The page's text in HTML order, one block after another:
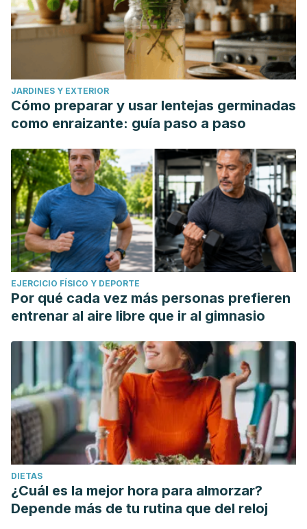
JARDINES Y EXTERIOR
Cómo preparar y usar lentejas germinadas
como enraizante: guía paso a paso
EJERCICIO FÍSICO Y DEPORTE
Por qué cada vez más personas prefieren
entrenar al aire libre que ir al gimnasio
DIETAS
¿Cuál es la mejor hora para almorzar?
Depende más de tu rutina que del reloj